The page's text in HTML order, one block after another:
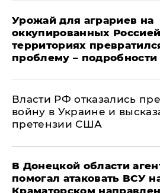
Урожай для аграриев на
оккупированных Россией
территориях
проблему –
Власти РФ отказались
войну в Украине и
претензии США
В Донецкой области
помогал атаковать ВСУ
Краматорском